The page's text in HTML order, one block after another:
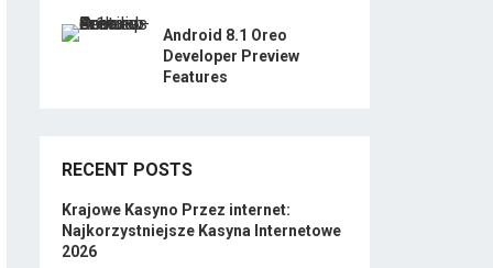
Android 8.1 Oreo
Developer Preview
Features
RECENT POSTS
Krajowe Kasyno Przez internet:
Najkorzystniejsze Kasyna Internetowe
2026